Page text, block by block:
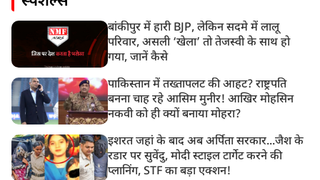
बांकीपुर में हारी BJP, लेकिन सदमे में लालू
परिवार, असली ‘खेला’ तो तेजस्वी के साथ हो
गया, जानें कैसे
पाकिस्तान में तख्तापलट की आहट? राष्ट्रपति
बनना चाह रहे आसिम मुनीर! आखिर मोहसिन
नकवी को ही क्यों बनाया मोहरा?
इशरत जहां के बाद अब अर्पिता सरकार...जैश के
रडार पर सुवेंदु, मोदी स्टाइल टार्गेट करने की
प्लानिंग, STF का बड़ा एक्शन!